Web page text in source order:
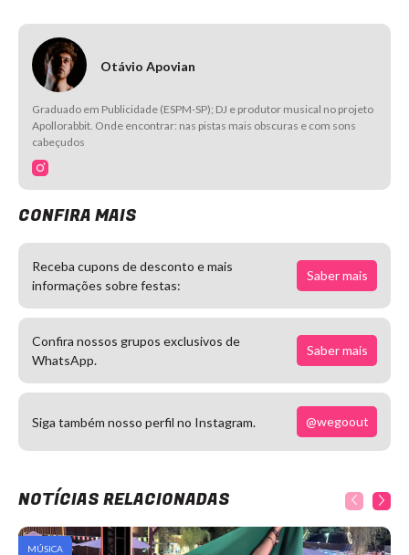
Otávio Apovian
Graduado em Publicidade (ESPM-SP); DJ e produtor musical no projeto
Apollorabbit. Onde encontrar: nas pistas mais obscuras e com sons
cabeçudos
CONFIRA MAIS
Receba cupons de desconto e mais
informações sobre festas:
Saber mais
Confira nossos grupos exclusivos de
WhatsApp.
Saber mais
Siga também nosso perfil no Instagram. @wegoout
NOTÍCIAS RELACIONADAS
MÚSICA